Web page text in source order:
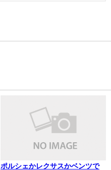
ポルシェかレクサスかベンツで